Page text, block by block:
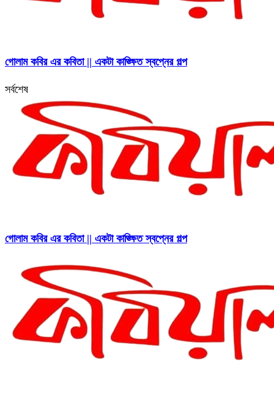
গোলাম কবির এর কবিতা || একটা কাঙ্ক্ষিত স্বপ্নের গল্প
সর্বশেষ
গোলাম কবির এর কবিতা || একটা কাঙ্ক্ষিত স্বপ্নের গল্প